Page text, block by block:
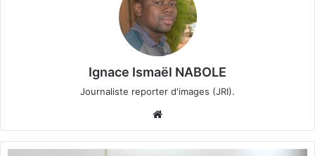
Ignace Ismaël NABOLE
Journaliste reporter d'images (JRI).
bsi
te